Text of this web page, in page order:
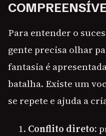
Para entender o
gente precisa olhar
fantasia é
batalha. Existe um
se repete e ajuda a
Conflito direto: